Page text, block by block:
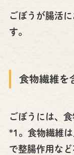
ごぼうが腸活
す。
食物繊維を
ごぼうには、
*1。食物繊維
で整腸作用な